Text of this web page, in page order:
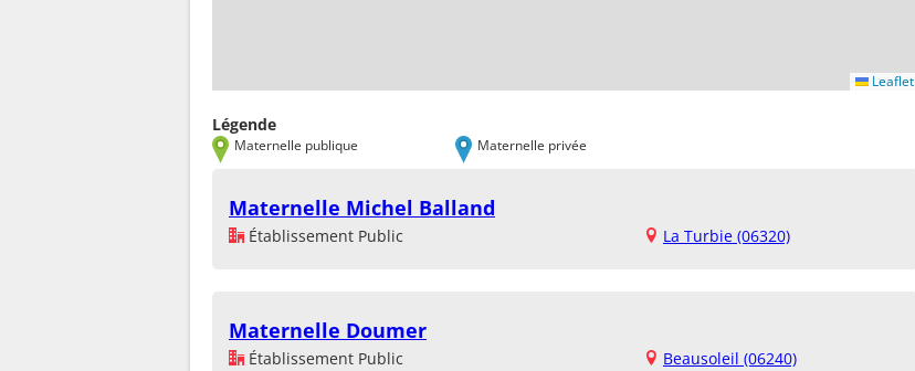
Leaflet
Légende
Maternelle publique Maternelle privée
Maternelle Michel Balland
Établissement Public La Turbie (06320)
Maternelle Doumer
Établissement Public Beausoleil (06240)